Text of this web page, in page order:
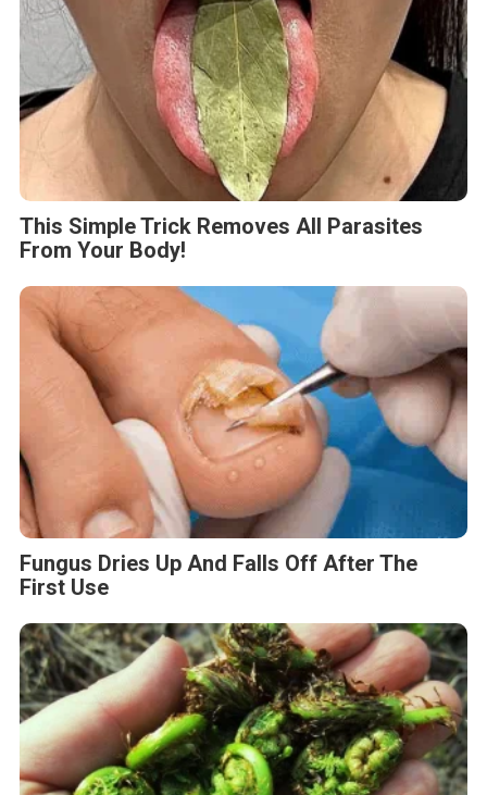
This Simple Trick Removes All Parasites
From Your Body!
Fungus Dries Up And Falls Off After The
First Use